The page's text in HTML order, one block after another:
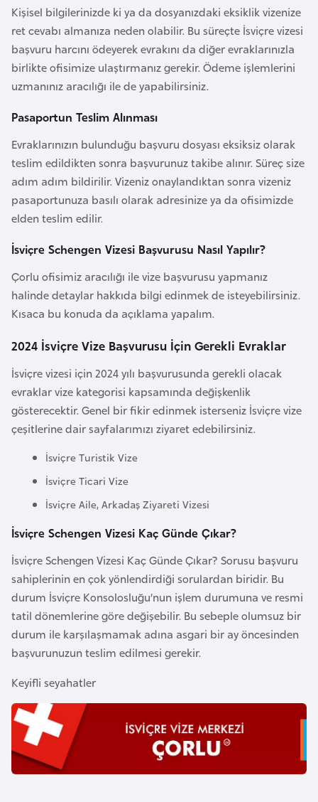
Kişisel bilgilerinizde ki ya da dosyanızdaki eksiklik vizenize
ret cevabı almanıza neden olabilir. Bu süreçte İsviçre vizesi
başvuru harcını ödeyerek evrakını da diğer evraklarınızla
birlikte ofisimize ulaştırmanız gerekir. Ödeme işlemlerini
uzmanınız aracılığı ile de yapabilirsiniz.
Pasaportun Teslim Alınması
Evraklarınızın bulunduğu başvuru dosyası eksiksiz olarak
teslim edildikten sonra başvurunuz takibe alınır. Süreç size
adım adım bildirilir. Vizeniz onaylandıktan sonra vizeniz
pasaportunuza basılı olarak adresinize ya da ofisimizde
elden teslim edilir.
İsviçre Schengen Vizesi Başvurusu Nasıl Yapılır?
Çorlu ofisimiz aracılığı ile vize başvurusu yapmanız
halinde detaylar hakkıda bilgi edinmek de isteyebilirsiniz.
Kısaca bu konuda da açıklama yapalım.
2024 İsviçre Vize Başvurusu İçin Gerekli Evraklar
İsviçre vizesi için 2024 yılı başvurusunda gerekli olacak
evraklar vize kategorisi kapsamında değişkenlik
gösterecektir. Genel bir fikir edinmek isterseniz İsviçre vize
çeşitlerine dair sayfalarımızı ziyaret edebilirsiniz.
İsviçre Turistik Vize
İsviçre Ticari Vize
İsviçre Aile, Arkadaş Ziyareti Vizesi
İsviçre Schengen Vizesi Kaç Günde Çıkar?
İsviçre Schengen Vizesi Kaç Günde Çıkar? Sorusu başvuru
sahiplerinin en çok yönlendirdiği sorulardan biridir. Bu
durum İsviçre Konsolosluğu’nun işlem durumuna ve resmi
tatil dönemlerine göre değişebilir. Bu sebeple olumsuz bir
durum ile karşılaşmamak adına asgari bir ay öncesinden
başvurunuzun teslim edilmesi gerekir.
Keyifli seyahatler
l
ç
i
k
a
B
e
n
i
n
B
o
s
n
a
e
r
s
e
k
a
r
i
s
t
a
n
B
u
r
k